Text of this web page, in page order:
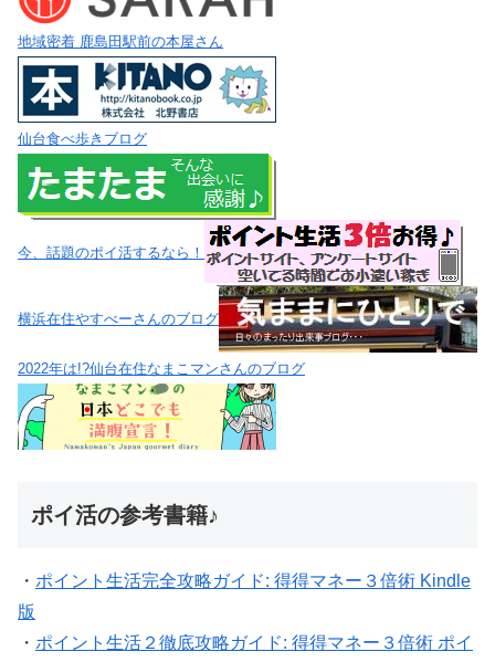
地域密着 鹿島田駅前の本屋さん
仙台食べ歩きブログ
今、話題のポイ活するなら！
横浜在住やすべーさんのブログ
2022年は!?仙台在住なまこマンさんのブログ
ポイ活の参考書籍♪
・ ポイント生活完全攻略ガイド: 得得マネー３倍術 Kindle
版
・ ポイント生活２徹底攻略ガイド: 得得マネー３倍術 ポイ